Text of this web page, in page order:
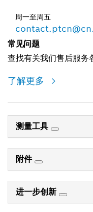
周一至周五
常见问题
查找有关我们售后服务
了解更多
测量工具
附件
进一步创新